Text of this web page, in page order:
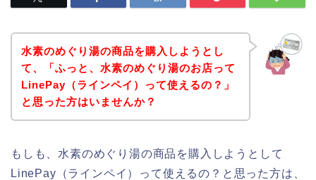
水素のめぐり湯の商品を購入しようとし
て、「ふっと、水素のめぐり湯のお店って
LinePay（ラインペイ）って使えるの？」
と思った方はいませんか？
もしも、水素のめぐり湯の商品を購入しようとして
LinePay（ラインペイ）って使えるの？と思った方は、